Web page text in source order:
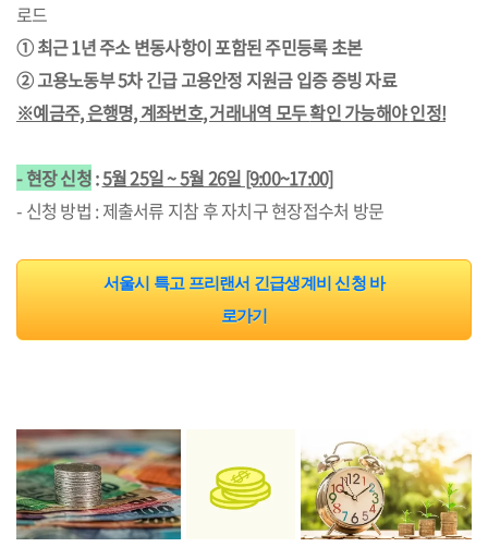
로드
① 최근 1년 주소 변동사항이 포함된 주민등록 초본
② 고용노동부 5차 긴급 고용안정 지원금 입증 증빙 자료
※예금주, 은행명, 계좌번호, 거래내역 모두확인 가능해야인정!
- 현장 신청:5월 25일 ~ 5월 26일 [9:00~17:00]
- 신청 방법 : 제출서류 지참 후 자치구 현장접수처 방문
서울시 특고 프리랜서 긴급생계비 신청 바
로가기